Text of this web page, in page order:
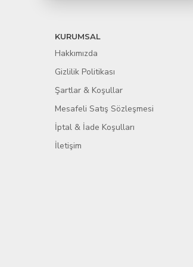
KURUMSAL
Hakkımızda
Gizlilik Politikası
Şartlar & Koşullar
Mesafeli Satış Sözleşmesi
İptal & İade Koşulları
İletişim